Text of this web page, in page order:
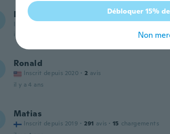
David
Inscrit depuis 2019
il y a 4 ans
Ronald
Inscrit depuis 2020 · 2 avis
il y a 4 ans
Matias
Inscrit depuis 2019 · 291 avis · 15 chargements
Débloquer 15%
Non